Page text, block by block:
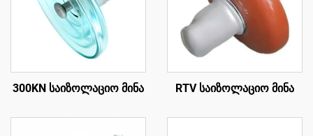
300KN საიზოლაციო მინა RTV საიზოლაციო მინა